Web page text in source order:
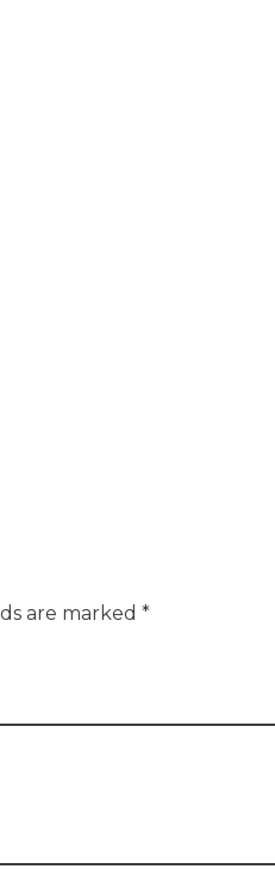
are marked *